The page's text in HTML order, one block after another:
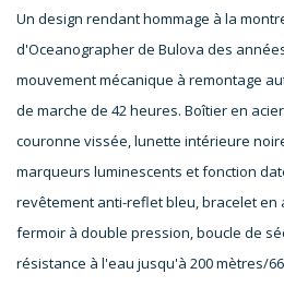
Un design rendant hommage à la
d'Oceanographer de Bulova des
mouvement mécanique à remontage
de marche de 42 heures. Boîtier en
couronne vissée, lunette intérieure
marqueurs luminescents et fonction
revêtement anti-reflet bleu, bracelet en
fermoir à double pression, boucle de
résistance à l'eau jusqu'à 200 mètres/